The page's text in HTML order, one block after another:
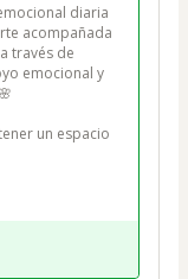
diaria
acompañada
través de
emocional y
un espacio